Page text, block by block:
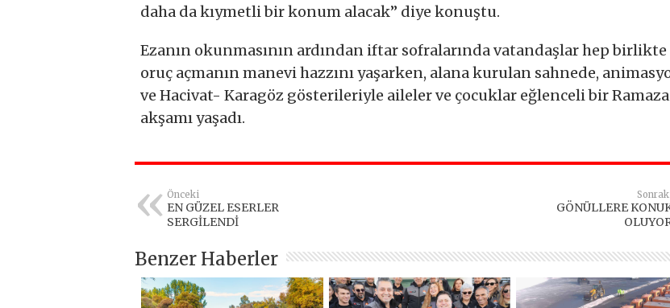
daha da kıymetli bir konum alacak” diye konuştu.
Ezanın okunmasının ardından iftar sofralarında vatandaşlar hep birlikte
oruç açmanın manevi hazzını yaşarken, alana kurulan sahnede,
ve Hacivat- Karagöz gösterileriyle aileler ve çocuklar eğlenceli bir
akşamı yaşadı.
Önceki
EN GÜZEL ESERLER
SERGİLENDİ
GÖNÜLLERE
Benzer Haberler